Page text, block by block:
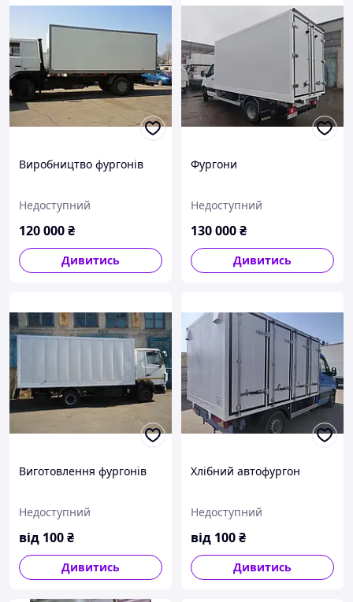
Виробництво фургонів
Недоступний
120 000₴
Дивитись
Фургони
Недоступний
130 000₴
Дивитись
Виготовлення фургонів
Недоступний
від 100₴
Дивитись
Хлібний автофургон
Недоступний
від 100₴
Дивитись